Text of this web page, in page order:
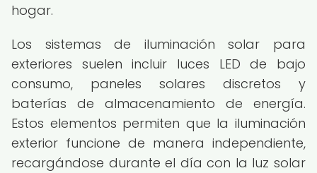
hogar.
Los sistemas de iluminación solar para
exteriores suelen incluir luces LED de bajo
consumo, paneles solares discretos y
baterías de almacenamiento de energía.
Estos elementos permiten que la iluminación
exterior funcione de manera independiente,
recargándose durante el día con la luz solar